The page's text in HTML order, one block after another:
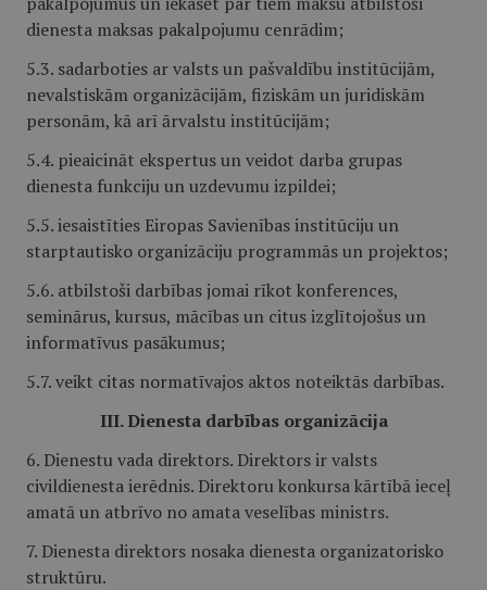
dienesta maksas pakalpojumu cenrādim;
5.3. sadarboties ar valsts un pašvaldību institūcijām,
nevalstiskām organizācijām, fiziskām un juridiskām
personām, kā arī ārvalstu institūcijām;
5.4. pieaicināt ekspertus un veidot darba grupas
dienesta funkciju un uzdevumu izpildei;
5.5. iesaistīties Eiropas Savienības institūciju un
starptautisko organizāciju programmās un projektos;
5.6. atbilstoši darbības jomai rīkot konferences,
seminārus, kursus, mācības un citus izglītojošus un
informatīvus pasākumus;
5.7. veikt citas normatīvajos aktos noteiktās darbības.
III. Dienesta darbības organizācija
6. Dienestu vada direktors. Direktorsir valsts
civildienesta ierēdnis. Direktoru konkursa kārtībā ieceļ
amatā un atbrīvo no amata veselības ministrs.
7. Dienesta direktors nosaka dienesta organizatorisko
struktūru.